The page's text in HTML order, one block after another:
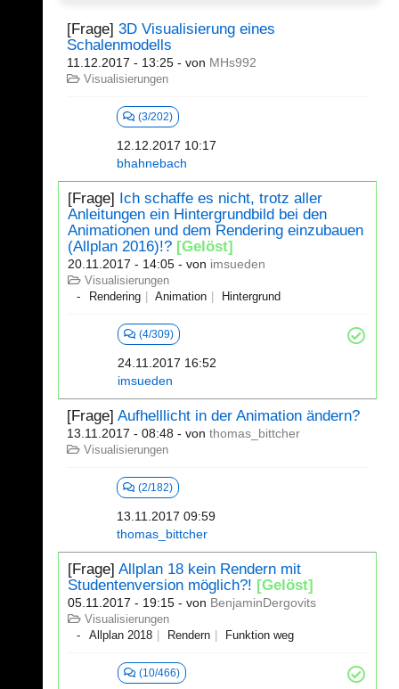
[Frage] 3D Visualisierung eines
Schalenmodells
11.12.2017 - 13:25 - von MHs992
Visualisierungen
(3/202)
12.12.2017 10:17
bhahnebach
[Frage] Ich schaffe es nicht, trotz aller
Anleitungen ein Hintergrundbild bei den
Animationen und dem Rendering einzubauen
(Allplan 2016)!? [Gelöst]
20.11.2017 - 14:05 - von imsueden
Visualisierungen
Rendering
Animation Hintergrund
(4/309)
24.11.2017 16:52
imsueden
[Frage] Aufhelllicht in der Animation ändern?
13.11.2017 - 08:48 - von thomas_bittcher
Visualisierungen
(2/182)
13.11.2017 09:59
thomas_bittcher
[Frage] Allplan 18 kein Rendern mit
Studentenversion möglich?! [Gelöst]
05.11.2017 - 19:15 - von BenjaminDergovits
Visualisierungen
Allplan 2018
Rendern Funktion weg
(10/466)